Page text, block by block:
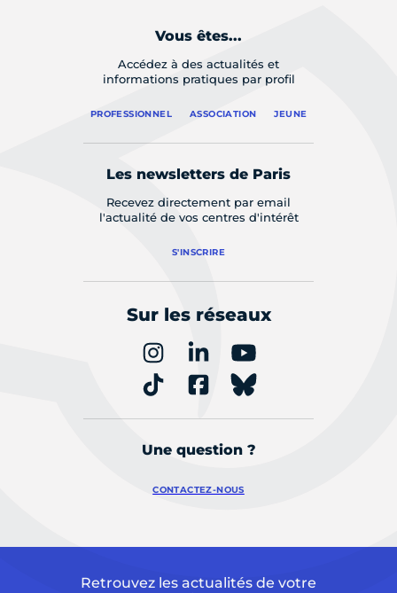
Vous êtes...
Accédez à des actualités et
informations pratiques par profil
PROFESSIONNEL ASSOCIATION JEUNE
Les newsletters de Paris
Recevez directement par email
l'actualité de vos centres d'intérêt
S'INSCRIRE
Sur les réseaux
Une question ?
CONTACTEZ-NOUS
Retrouvez les actualités de votre